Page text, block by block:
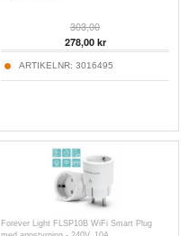
303,00
278,00kr
ARTIKELNR: 3016495
Forever Light FLSP10B WiFi Smart Plug